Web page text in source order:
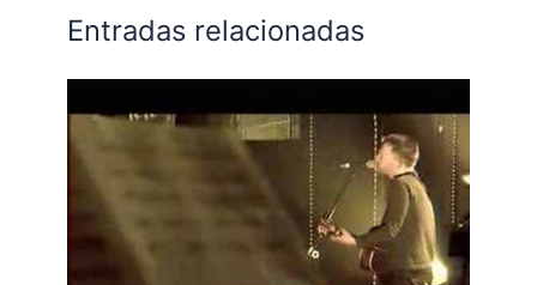
Entradas relacionadas